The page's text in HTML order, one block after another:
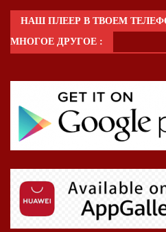
НАШ ПЛЕЕР В ТВОЕМ
МНОГОЕ ДРУГОЕ :